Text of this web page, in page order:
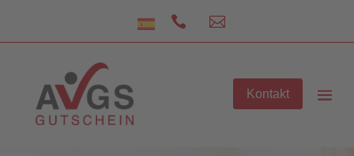
 
Kontakt